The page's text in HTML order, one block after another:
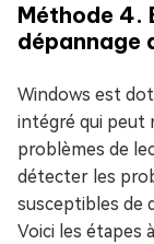
Méthode 4.
dépannage
Windows est
intégré qui peut
problèmes de
détecter les
susceptibles de
Voici les étapes